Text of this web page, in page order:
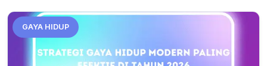
GAYA HIDUP